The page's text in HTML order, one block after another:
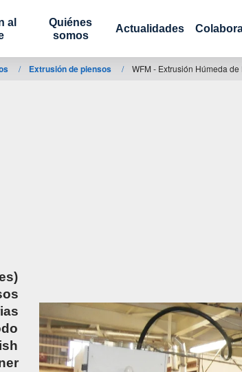
al
Quiénes
somos
Actualidades
/ Extrusión de piensos / WFM - Extrusión Húmeda